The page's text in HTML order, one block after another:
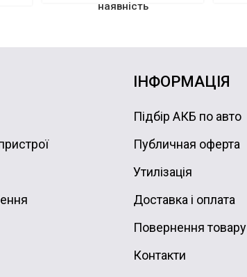
наявність
ІНФОРМАЦІЯ
Підбір АКБ по авто
Публичная оферта
Утилізація
Доставка і оплата
Повернення товару
Контакти